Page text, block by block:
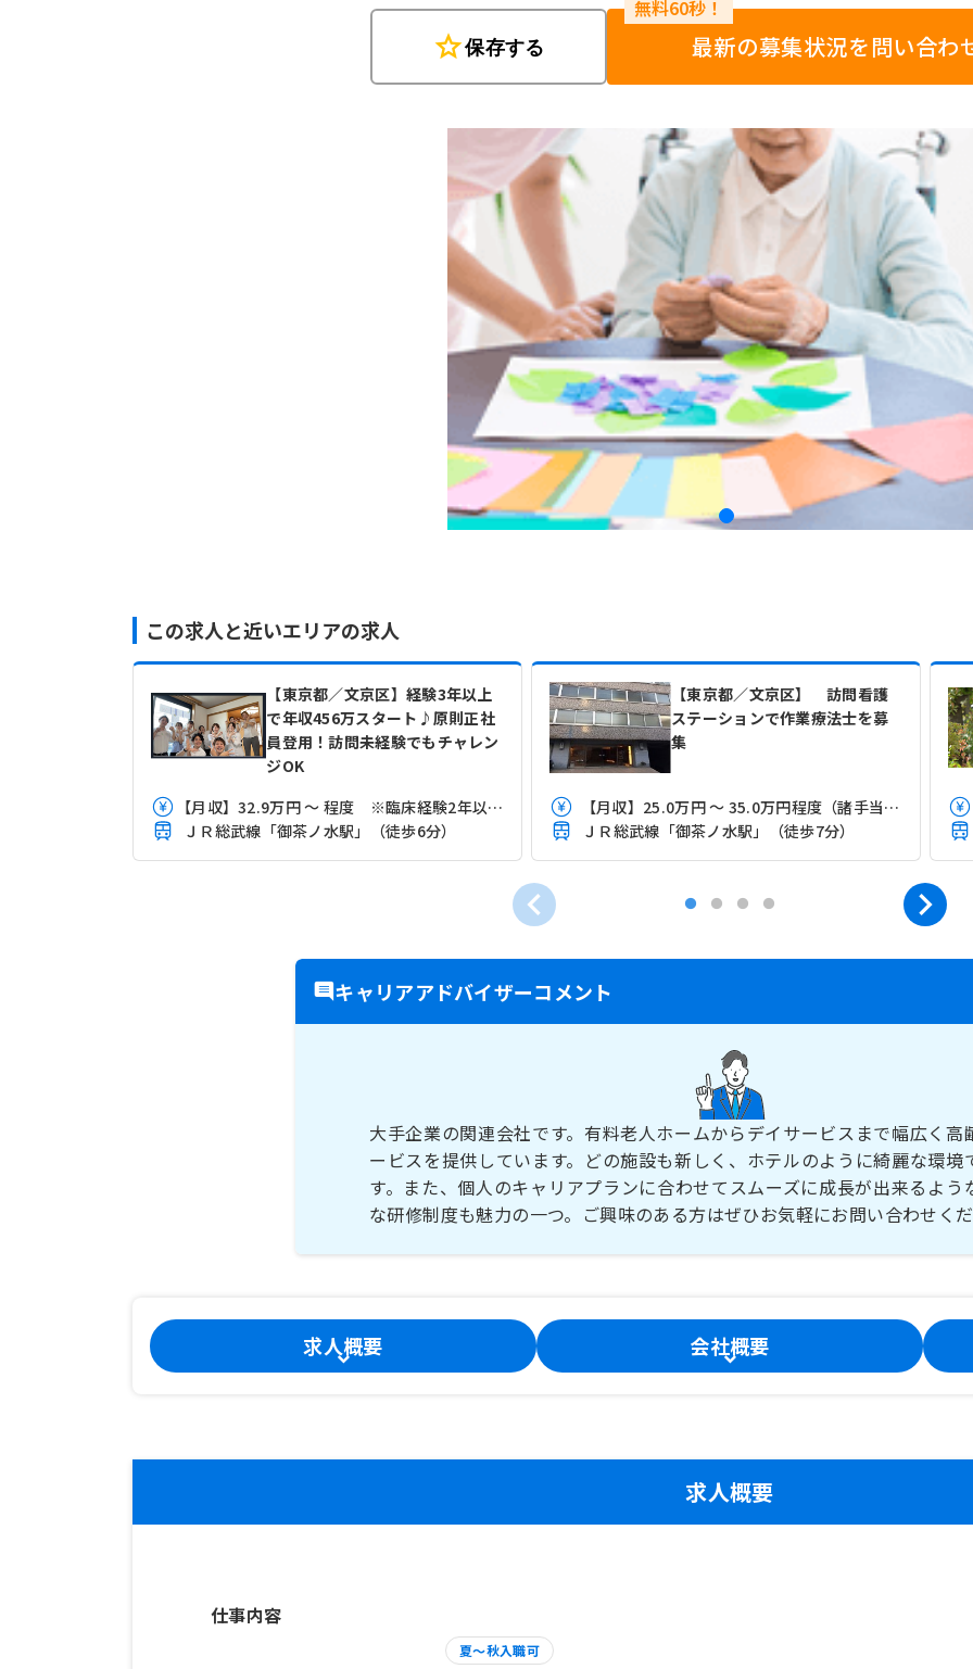
star保存する 最新の募集状況を問い合わ
この求人と近いエリアの求人
【東京都／文京区】経験3年以上
で年収456万スタート♪原則正社
員登用！訪問未経験でもチャレン
ジOK
【月収】32.9万円 ～ 程度 ※臨床経験2年以上3年未満モデル
ＪＲ総武線「御茶ノ水駅」（徒歩6分）
【東京都／文京区】 訪問看護
ステーションで作業療法士を募
集
【月収】25.0万円 ～ 35.0万円程度（諸手当込）
ＪＲ総武線「御茶ノ水駅」（徒歩7分）
キャリアアドバイザーコメント
大手企業の関連会社です。有料老人ホームからデイサービスまで幅広く高
ービスを提供しています。どの施設も新しく、ホテルのように綺麗な環境
す。また、個人のキャリアプランに合わせてスムーズに成長が出来るよう
な研修制度も魅力の一つ。ご興味のある方はぜひお気軽にお問い合わせく
求人概要 会社概要
求人概要
仕事内容
夏～秋入職可